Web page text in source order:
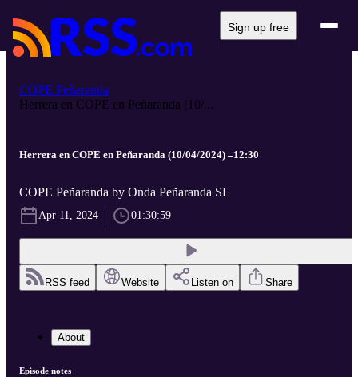
Sign up free
COPE Peñaranda
Herrera en COPE en Peñaranda (10/...
Herrera en COPE en Peñaranda (10/04/2024) –12:30
COPE Peñaranda by Onda Peñaranda SL
Apr 11, 2024 01:30:59
RSS feed Website Listen on Share
About
Episode notes